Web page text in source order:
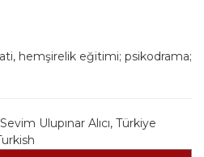
hemşirelik eğitimi; psikodrama;
Sevim Ulupınar Alıcı, Türkiye